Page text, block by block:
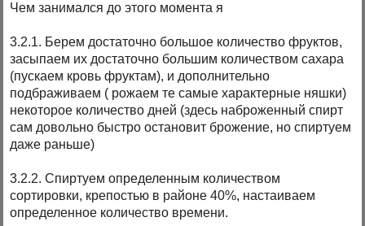
Чем занимался до этого момента я
3.2.1. Берем достаточно большое количество фруктов,
засыпаем их достаточно большим количеством сахара
(пускаем кровь фруктам), и дополнительно
подбраживаем ( рожаем те самые характерные няшки)
некоторое количество дней (здесь наброженный спирт
сам довольно быстро остановит брожение, но спиртуем
даже раньше)
3.2.2. Спиртуем определенным количеством
сортировки, крепостью в районе 40%, настаиваем
определенное количество времени.